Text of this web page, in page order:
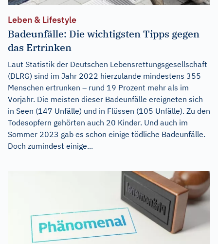
Leben & Lifestyle
Badeunfälle: Die wichtigsten Tipps gegen
das Ertrinken
Laut Statistik der Deutschen Lebensrettungsgesellschaft
(DLRG) sind im Jahr 2022 hierzulande mindestens 355
Menschen ertrunken – rund 19 Prozent mehr als im
Vorjahr. Die meisten dieser Badeunfälle ereigneten sich
in Seen (147 Unfälle) und in Flüssen (105 Unfälle). Zu den
Todesopfern gehörten auch 20 Kinder. Und auch im
Sommer 2023 gab es schon einige tödliche Badeunfälle.
Doch zumindest einige...